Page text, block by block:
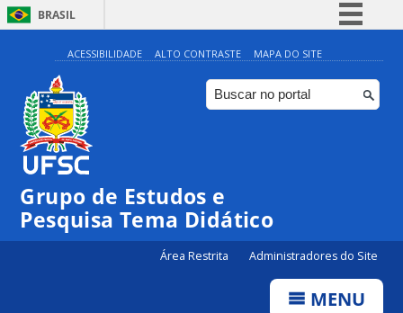
BRASIL
Simplifique!
Comunica BR
Participe
ACESSIBILIDADE ALTO CONTRASTE MAPA DO SITE
Grupo de Estudos e
Pesquisa Tema Didático
Área Restrita Administradores do Site
MENU